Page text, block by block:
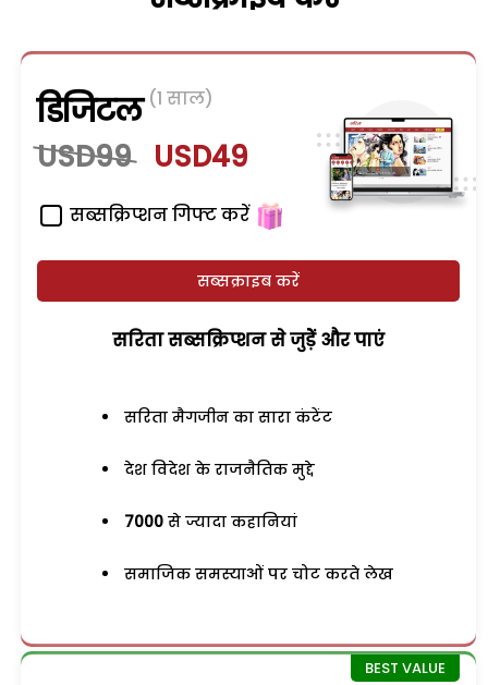
डिजिटल (1 साल)
USD99 USD49
सब्सक्रिप्शन गिफ्ट करें
सब्सक्राइब करें
सरिता सब्सक्रिप्शन से जुड़ेें और पाएं
सरिता मैगजीन का सारा कंटेंट
देश विदेश के राजनैतिक मुद्दे
7000 से ज्यादा कहानियां
समाजिक समस्याओं पर चोट करते लेख